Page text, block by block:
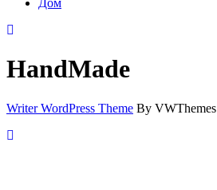
Дом
HandMade
Writer WordPress Theme By VWThemes